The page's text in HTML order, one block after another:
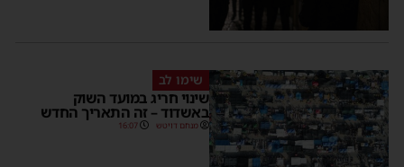
שימו לב
שינוי חריג במועד השוק
באשדוד – זה התאריך החדש
מנחם דויטש 16:07